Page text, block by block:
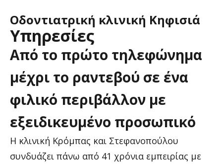
Οδοντιατρική κλινική Κηφισιά
Υπηρεσίες
Από το πρώτο τηλεφώνημα
μέχρι το ραντεβού σε ένα
φιλικό περιβάλλον με
εξειδικευμένο προσωπικό
Η κλινική Κρόμπας και Στεφανοπούλου
συνδυάζει πάνω από 41 χρόνια εμπειρίας με